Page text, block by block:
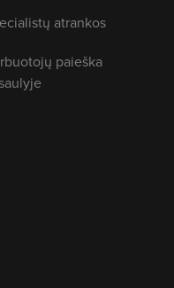
atrankos
paieška